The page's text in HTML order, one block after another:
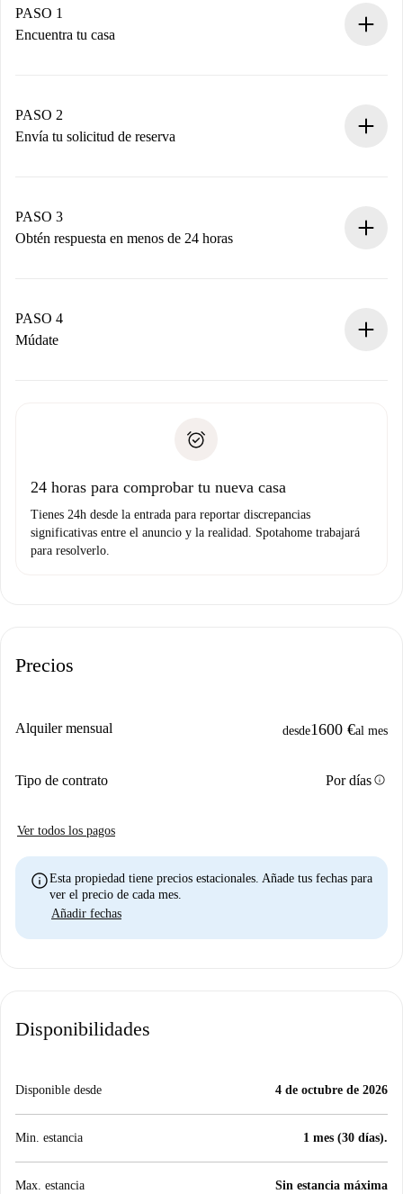
PASO 1
Encuentra tu casa
Tienes toda la información necesaria por adelantado.
PASO 2
Envía tu solicitud de reserva
propietario acepte.
PASO 3
Obtén respuesta en menos de 24 horas
contacto con el propietario.
Si es rechazada: No te haremos ningún cargo y te
Prueba de solvencia
PASO 4
Múdate
no nos comunicas ningún problema.
24 horas para comprobar tu nueva casa
Tienes 24h desde la entrada para reportar discrepancias
significativas entre el anuncio y la realidad. Spotahome trabajará
para resolverlo.
Precios
Alquiler mensual desde1600 €al mes
Tipo de contrato Por díasinfo
Ver todos los pagos
infoEsta propiedad tiene precios estacionales. Añade tus fechas para
ver el precio de cada mes.
Añadir fechas
Disponibilidades
Disponible desde 4 de octubre de 2026
Min. estancia 1 mes (30 días).
Max. estancia Sin estancia máxima